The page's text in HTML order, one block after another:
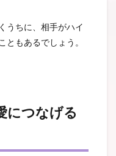
うちに、相手がハイ
ともあるでしょう。
につなげる